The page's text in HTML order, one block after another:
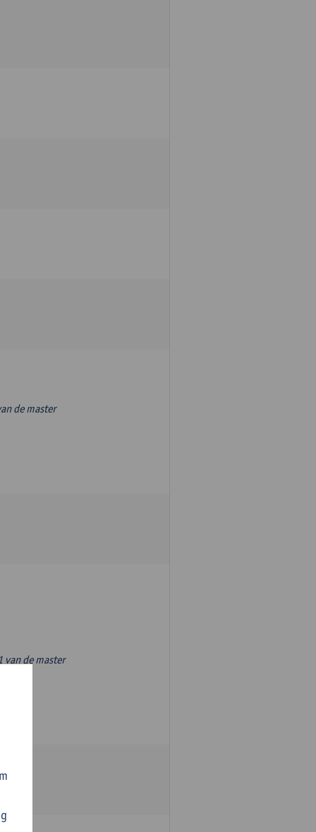
de master
de master